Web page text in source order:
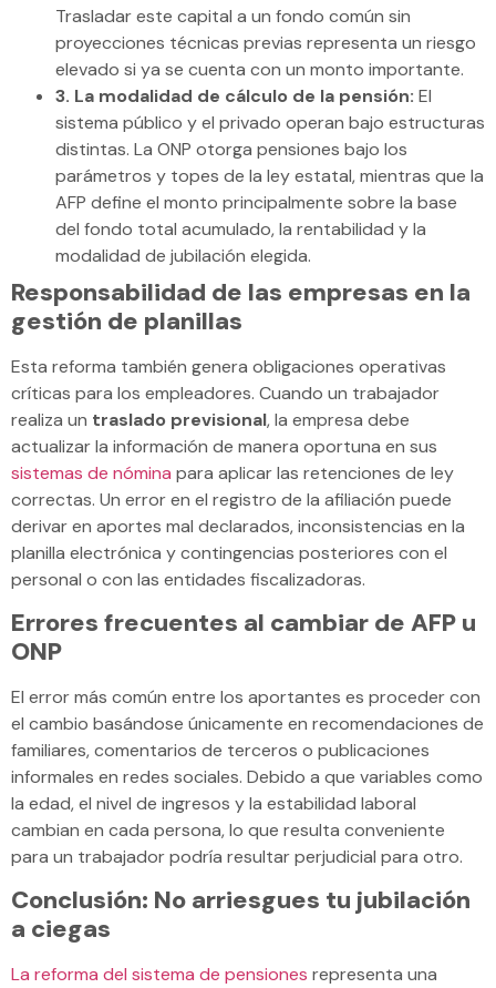
Trasladar este capital a un fondo común sin
proyecciones técnicas previas representa un riesgo
elevado si ya se cuenta con un monto importante.
3. La modalidad de cálculo de la pensión: El
sistema público y el privado operan bajo estructuras
distintas. La ONP otorga pensiones bajo los
parámetros y topes de la ley estatal, mientras que la
AFP define el monto principalmente sobre la base
del fondo total acumulado, la rentabilidad y la
modalidad de jubilación elegida.
Responsabilidad de las empresas en la
gestión de planillas
Esta reforma también genera obligaciones operativas
críticas para los empleadores. Cuando un trabajador
realiza un traslado previsional, la empresa debe
actualizar la información de manera oportuna en sus
sistemas de nómina para aplicar las retenciones de ley
correctas. Un error en el registro de la afiliación puede
derivar en aportes mal declarados, inconsistencias en la
planilla electrónica y contingencias posteriores con el
personal o con las entidades fiscalizadoras.
Errores frecuentes al cambiar de AFP u
ONP
El error más común entre los aportantes es proceder con
el cambio basándose únicamente en recomendaciones de
familiares, comentarios de terceros o publicaciones
informales en redes sociales. Debido a que variables como
la edad, el nivel de ingresos y la estabilidad laboral
cambian en cada persona, lo que resulta conveniente
para un trabajador podría resultar perjudicial para otro.
Conclusión: No arriesgues tu jubilación
a ciegas
La reforma del sistema de pensiones representa una